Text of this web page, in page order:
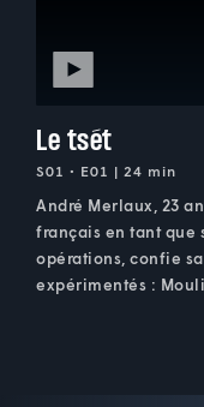
Le tsét
S01 • E01 | 24 min
André Merlaux, 23
français en tant que
opérations, confie
expérimentés :